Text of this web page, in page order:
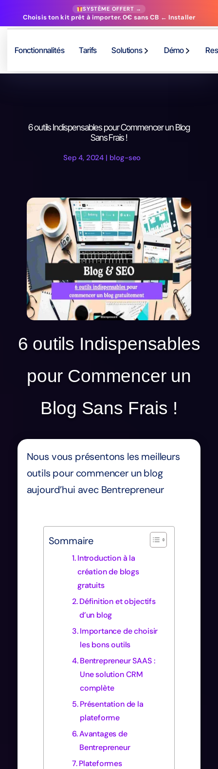
SYSTÈME OFFERT →
Choisis ton kit prêt à importer. 0€ sans CB ← Installer
Fonctionnalités Tarifs Solutions Démo
6 outils Indispensables pour Commencer un Blog
Sans Frais !
Sep 4, 2024 | blog-seo
6 outils Indispensables
pour Commencer un
Blog Sans Frais !
Nous vous présentons les meilleurs
outils pour commencer un blog
aujourd’hui avec Bentrepreneur
Sommaire
Introduction à la
création de blogs
gratuits
Définition et objectifs
d’un blog
Importance de choisir
les bons outils
Bentrepreneur SAAS :
Une solution CRM
complète
Présentation de la
plateforme
Avantages de
Bentrepreneur
Plateformes